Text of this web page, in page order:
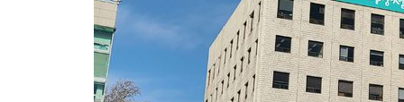
강릉에 시간당 81.4㎜ 물폭탄…도로 잠기고 담벼락 붕괴
백운산서 80년근 천종산삼 9뿌리 발견…감정가 1.3억원
선재도서 해루질 나섰다 실종 60대, 닷새 만에 숨진 채 발견
남자 농구, 나고야 아시안게임서 '홈팀' 일본과 한일전